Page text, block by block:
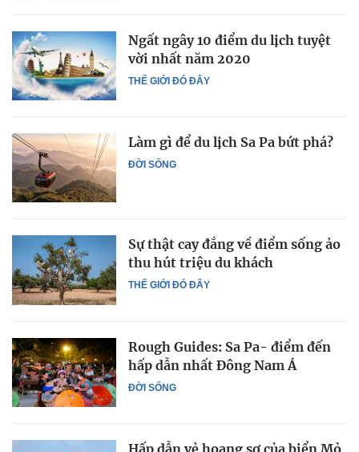
THẾ GIỚI ĐÓ ĐÂY
Ngất ngây 10 điểm du lịch tuyệt
vời nhất năm 2020
ĐỜI SỐNG
Làm gì để du lịch Sa Pa bứt phá?
THẾ GIỚI ĐÓ ĐÂY
Sự thật cay đắng về điểm sống ảo
thu hút triệu du khách
ĐỜI SỐNG
Rough Guides: Sa Pa- điểm đến
hấp dẫn nhất Đông Nam Á